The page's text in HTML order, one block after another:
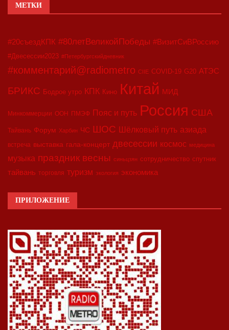
МЕТКИ
#20съездКПК #80летВеликойПобеды #ВизитСиВРоссию
#Двесессии2023 #Петербургскийдневник
#комментарий@radiometro CIIE COVID-19 G20 АТЭС
БРИКС Бодрое утро КПК Кино Китай МИД
Минкоммерции ООН ПМЭФ Пояс и путь Россия США
Тайвань Форум Харбин ЧС ШОС Шёлковый путь азиада
встреча выставка гала-концерт двесессии космос медицина
музыка праздник весны синьцзян сотрудничество спутник
тайвань торговля туризм экология экономика
ПРИЛОЖЕНИЕ